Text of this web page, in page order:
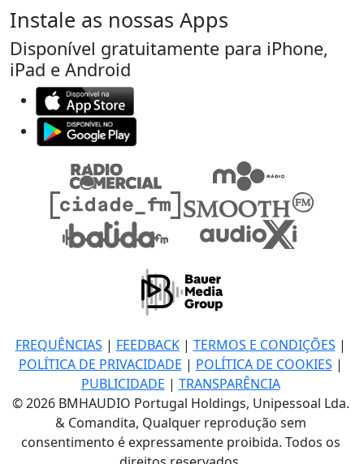
Instale as nossas Apps
Disponível gratuitamente para iPhone,
iPad e Android
FREQUÊNCIAS | FEEDBACK| TERMOS E CONDIÇÕES |
POLÍTICA DE PRIVACIDADE | POLÍTICA DE COOKIES |
PUBLICIDADE | TRANSPARÊNCIA
© 2026 BMHAUDIO Portugal Holdings, Unipessoal Lda.
& Comandita, Qualquer reprodução sem
consentimento é expressamente proibida. Todos os